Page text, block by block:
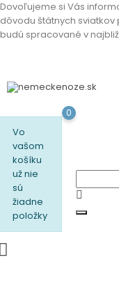
Dovoľujeme si Vás
dôvodu štátnych
budú spracované v
Vo
vašom
košíku
už nie
sú
žiadne
položky
0